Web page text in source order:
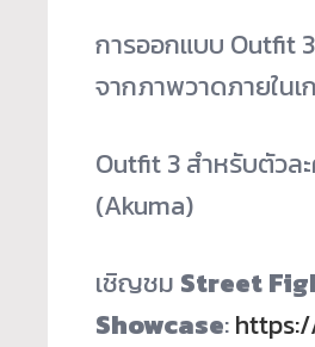
การออกแบบ Outfit
จากภาพวาดภายใน
Outfit 3 สำหรับตัวล
(Akuma)
เชิญชม Street
Showcase: